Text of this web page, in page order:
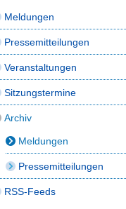
Meldungen
Pressemitteilungen
Veranstaltungen
Sitzungstermine
Archiv
Meldungen
Pressemitteilungen
RSS-Feeds